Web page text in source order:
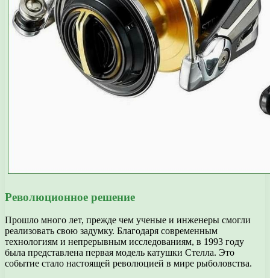
Революционное решение
Прошло много лет, прежде чем ученые и инженеры смогли
реализовать свою задумку. Благодаря современным
технологиям и непрерывным исследованиям, в 1993 году
была представлена первая модель катушки Стелла. Это
событие стало настоящей революцией в мире рыболовства.